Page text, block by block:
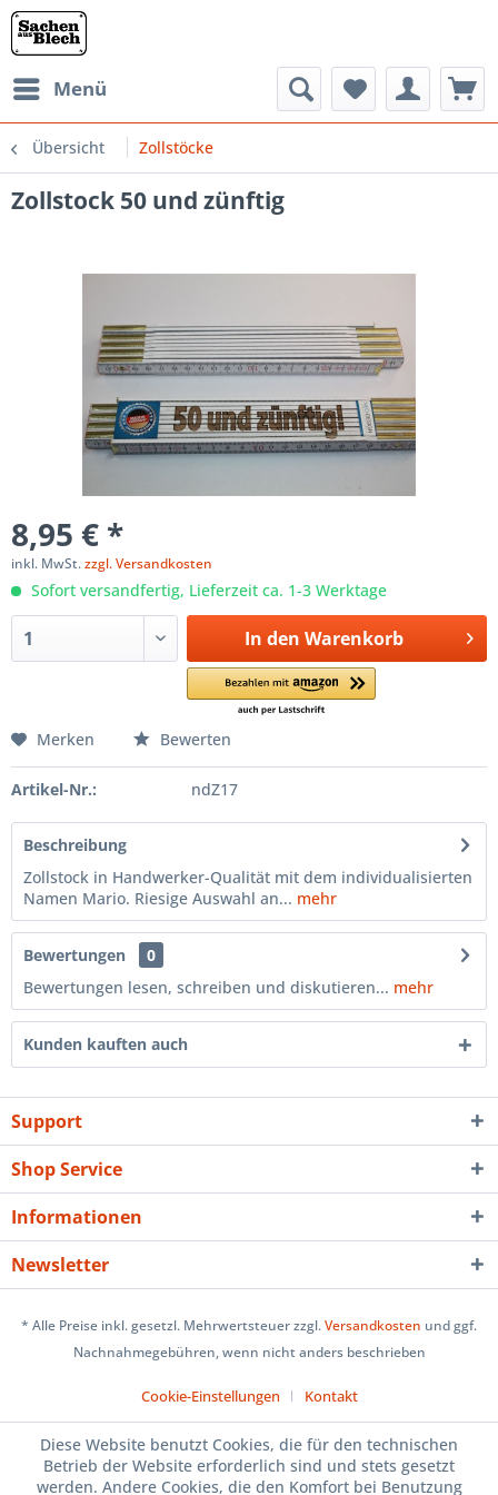
Menü
Übersicht Zollstöcke
Zollstock 50 und zünftig
8,95 € *
inkl. MwSt.zzgl. Versandkosten
Sofort versandfertig, Lieferzeit ca. 1-3 Werktage
In den Warenkorb
Merken Bewerten
Artikel-Nr.: ndZ17
Beschreibung
Zollstock in Handwerker-Qualität mit dem individualisierten
Namen Mario. Riesige Auswahl an... mehr
Bewertungen
0
Bewertungen lesen, schreiben und diskutieren... mehr
Kunden kauften auch
Support
Shop Service
Informationen
Newsletter
* Alle Preise inkl. gesetzl. Mehrwertsteuer zzgl.Versandkosten und ggf.
Nachnahmegebühren, wenn nicht anders beschrieben
Cookie-Einstellungen Kontakt
Diese Website benutzt Cookies, die für den technischen
Betrieb der Website erforderlich sind und stets gesetzt
werden. Andere Cookies, die den Komfort bei Benutzung